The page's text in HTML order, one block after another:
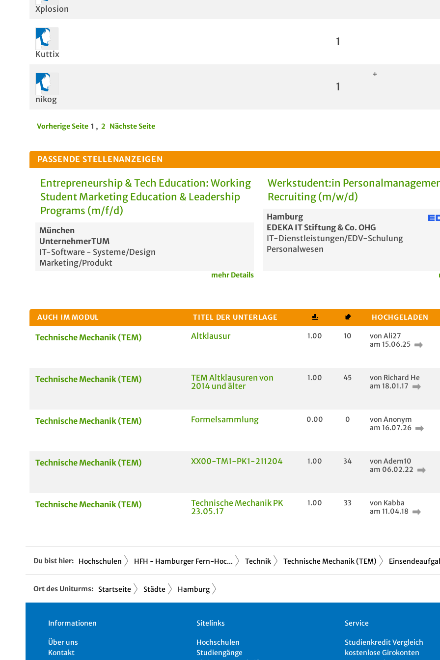
Xplosion
Kuttix
1
nikog
1
+
Vorherige Seite 1 , 2 Nächste Seite
PASSENDE STELLENANZEIGEN
Entrepreneurship & Tech Education: Working
Student Marketing Education & Leadership
Programs (m/f/d)
München
UnternehmerTUM
IT-Software - Systeme/Design
Marketing/Produkt
mehr Details
Werkstudent:in
Recruiting (m/w/d)
Hamburg
EDEKA IT Stiftung & Co. OHG
IT-Dienstleistungen/EDV-Schulung
Personalwesen
AUCH IM MODUL TITEL DER UNTERLAGE HOCHGELADEN
Technische Mechanik (TEM) Altklausur 1.00 10
von Ali27
am 15.06.25
Technische Mechanik (TEM)
TEM Altklausuren von
2014 und älter
1.00 45
von Richard He
am 18.01.17
Technische Mechanik (TEM) Formelsammlung 0.00 0
von Anonym
am 16.07.26
Technische Mechanik (TEM) XX00-TM1-PK1-211204 1.00 34
von Adem10
am 06.02.22
Technische Mechanik (TEM)
Technische Mechanik PK
23.05.17
1.00 33
von Kabba
am 11.04.18
Du bist hier: Hochschulen HFH - Hamburger Fern-Hoc... Technik Technische Mechanik (TEM)
Ort des Uniturms: Startseite Städte Hamburg
Informationen
Über uns
Kontakt
Sitelinks
Hochschulen
Studiengänge
Service
Studienkredit Vergleich
kostenlose Girokonten